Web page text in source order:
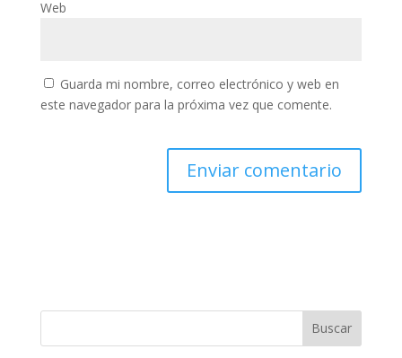
Web
Guarda mi nombre, correo electrónico y web en
este navegador para la próxima vez que comente.